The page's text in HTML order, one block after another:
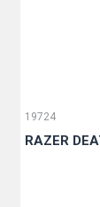
19724
RAZER